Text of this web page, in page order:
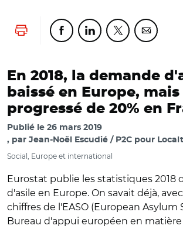
Lancer l'impressionPartager cette page sur
Partager cette page
Partager cette
En 2018, la demande
baissé en Europe, mais
progressé de 20% en
Publié le 26 mars 2019
par Jean-Noël Escudié / P2C pour
Social, Europe et international
Eurostat publie les statistiques 2018
d'asile en Europe. On savait déjà,
chiffres de l'EASO (European Asylum
Bureau d'appui européen en